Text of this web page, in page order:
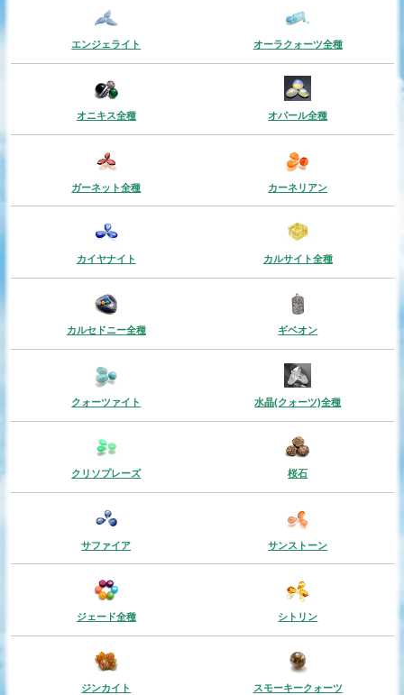
エンジェライト オーラクォーツ全種
オニキス全種 オパール全種
ガーネット全種 カーネリアン
カイヤナイト カルサイト全種
カルセドニー全種 ギベオン
クォーツァイト 水晶(クォーツ)全種
クリソプレーズ 桜石
サファイア サンストーン
ジェード全種 シトリン
ジンカイト スモーキークォーツ